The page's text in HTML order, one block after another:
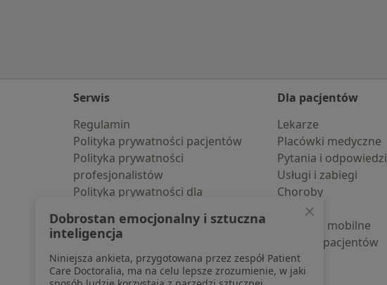
Serwis
Regulamin
Polityka prywatności pacjentów
Polityka prywatności
profesjonalistów
Polityka prywatności dla
pozyskaliśmy samodzielnie
Polityka cookies
Jak działają wyniki wyszukiwania
Dostępność
Dla pacjentów
Lekarze
Placówki medyczne
Pytania i odpowiedzi
Usługi i zabiegi
Choroby
Pomoc
Aplikacje mobilne
Blog dla pacjentów
Dobrostan emocjonalny i sztuczna
inteligencja
Niniejsza ankieta, przygotowana przez zespół Patient
Care Doctoralia, ma na celu lepsze zrozumienie, w jaki